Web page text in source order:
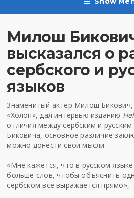
Милош
высказался о
сербского и
языков
Знаменитый актёр Милош
«Холоп», дал интервью изданию
отличия между сербским и
Биковича, основное различие
можно донести свои мысли.
«Мне кажется, что в русском
больше слов, чтобы объяснить
сербском всё выражается